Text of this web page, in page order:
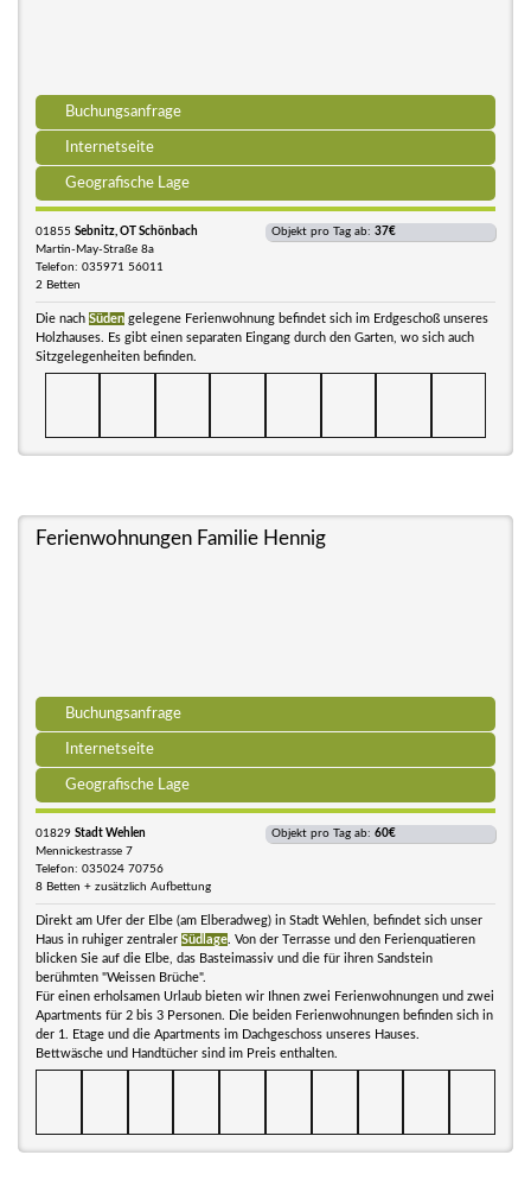
Buchungsanfrage
Internetseite
Geografische Lage
01855 Sebnitz, OT Schönbach
Martin-May-Straße 8a
Telefon: 035971 56011
2 Betten
Objekt pro Tag ab: 37€
Die nach Süden gelegene Ferienwohnung befindet sich im Erdgeschoß unseres
Holzhauses. Es gibt einen separaten Eingang durch den Garten, wo sich auch
Sitzgelegenheiten befinden.
Ferienwohnungen Familie Hennig
Buchungsanfrage
Internetseite
Geografische Lage
01829 Stadt Wehlen
Mennickestrasse 7
Telefon: 035024 70756
8 Betten + zusätzlich Aufbettung
Objekt pro Tag ab: 60€
Direkt am Ufer der Elbe (am Elberadweg) in Stadt Wehlen, befindet sich unser
Haus in ruhiger zentraler Südlage . Von der Terrasse und den Ferienquatieren
blicken Sie auf die Elbe, das Basteimassiv und die für ihren Sandstein
berühmten "Weissen Brüche".
Für einen erholsamen Urlaub bieten wir Ihnen zwei Ferienwohnungen und zwei
Apartments für 2 bis 3 Personen. Die beiden Ferienwohnungen befinden sich in
der 1. Etage und die Apartments im Dachgeschoss unseres Hauses.
Bettwäsche und Handtücher sind im Preis enthalten.